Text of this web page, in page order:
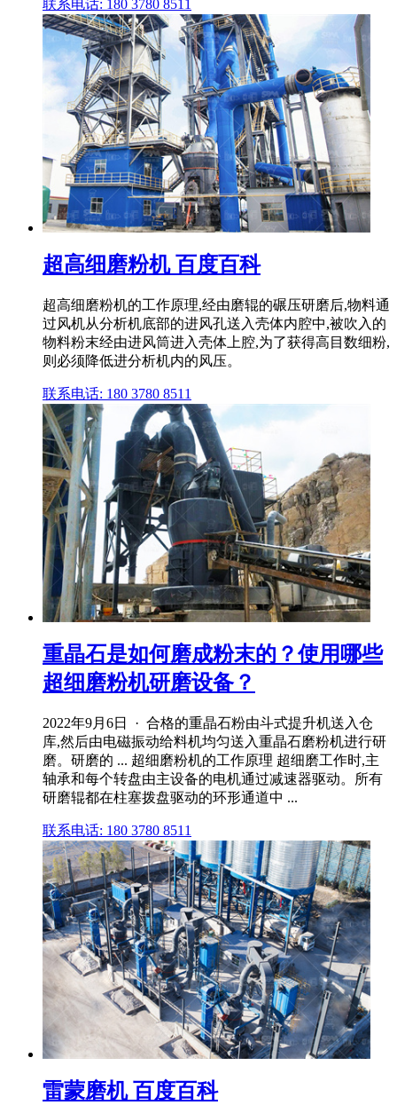
联系电话: 180 3780 8511
超高细磨粉机 百度百科
超高细磨粉机的工作原理,经由磨辊的碾压研磨后,物料通
过风机从分析机底部的进风孔送入壳体内腔中,被吹入的
物料粉末经由进风筒进入壳体上腔,为了获得高目数细粉,
则必须降低进分析机内的风压。
联系电话: 180 3780 8511
重晶石是如何磨成粉末的？使用哪些
超细磨粉机研磨设备？
2022年9月6日 · 合格的重晶石粉由斗式提升机送入仓
库,然后由电磁振动给料机均匀送入重晶石磨粉机进行研
磨。研磨的 ... 超细磨粉机的工作原理 超细磨工作时,主
轴承和每个转盘由主设备的电机通过减速器驱动。所有
研磨辊都在柱塞拨盘驱动的环形通道中 ...
联系电话: 180 3780 8511
雷蒙磨机 百度百科